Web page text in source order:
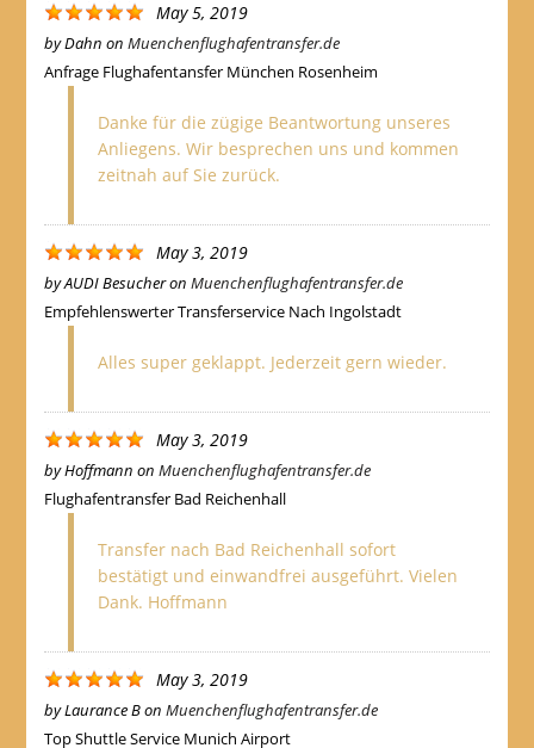
May 5, 2019
byDahn on Muenchenflughafentransfer.de
Anfrage Flughafentansfer München Rosenheim
Danke für die zügige Beantwortung unseres
Anliegens. Wir besprechen uns und kommen
zeitnah auf Sie zurück.
May 3, 2019
byAUDI Besucheron Muenchenflughafentransfer.de
Empfehlenswerter Transferservice Nach Ingolstadt
Alles super geklappt. Jederzeit gern wieder.
May 3, 2019
byHoffmann on Muenchenflughafentransfer.de
Flughafentransfer Bad Reichenhall
Transfer nach Bad Reichenhall sofort
bestätigt und einwandfrei ausgeführt. Vielen
Dank. Hoffmann
May 3, 2019
byLaurance Bon Muenchenflughafentransfer.de
Top Shuttle Service Munich Airport